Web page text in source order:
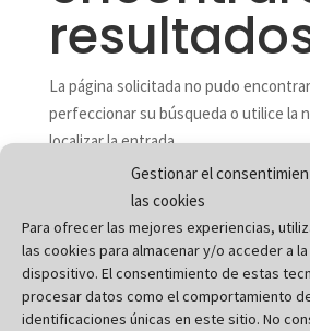
Gestionar el
las cookies
Para ofrecer las mejores experiencias,
las cookies para almacenar y/o acceder a
dispositivo. El consentimiento de estas
procesar datos como el comportamiento
identificaciones únicas en este sitio. No
La página solicitada no pudo
perfeccionar su búsqueda o utilice la
localizar la entrada.
Entradas
recientes